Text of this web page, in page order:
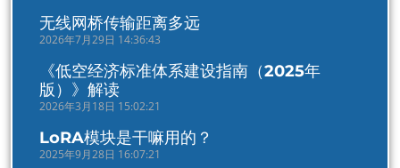
无线网桥传输距离多远
2026年7月29日 14:36:43
《低空经济标准体系建设指南（2025年
版）》解读
2026年3月18日 15:02:21
LoRA模块是干嘛用的？
2025年9月28日 16:07:21